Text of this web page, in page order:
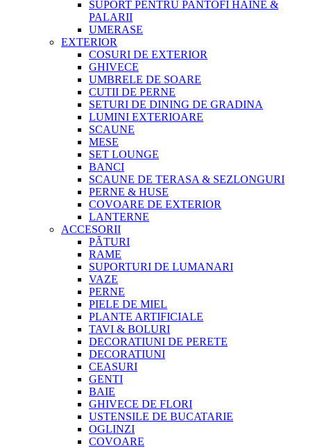
SUPORT PENTRU PANTOFI HAINE &
PALARII
UMERASE
EXTERIOR
COSURI DE EXTERIOR
GHIVECE
UMBRELE DE SOARE
CUTII DE PERNE
SETURI DE DINING DE GRADINA
LUMINI EXTERIOARE
SCAUNE
MESE
SET LOUNGE
BANCI
SCAUNE DE TERASA & SEZLONGURI
PERNE & HUSE
COVOARE DE EXTERIOR
LANTERNE
ACCESORII
PĂTURI
RAME
SUPORTURI DE LUMANARI
VAZE
PERNE
PIELE DE MIEL
PLANTE ARTIFICIALE
TAVI & BOLURI
DECORATIUNI DE PERETE
DECORATIUNI
CEASURI
GENTI
BAIE
GHIVECE DE FLORI
USTENSILE DE BUCATARIE
OGLINZI
COVOARE